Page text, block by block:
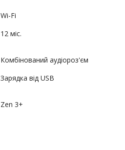
Wi-Fi
12 міс.
Комбінований аудіороз'єм
Зарядка від USB
Zen 3+